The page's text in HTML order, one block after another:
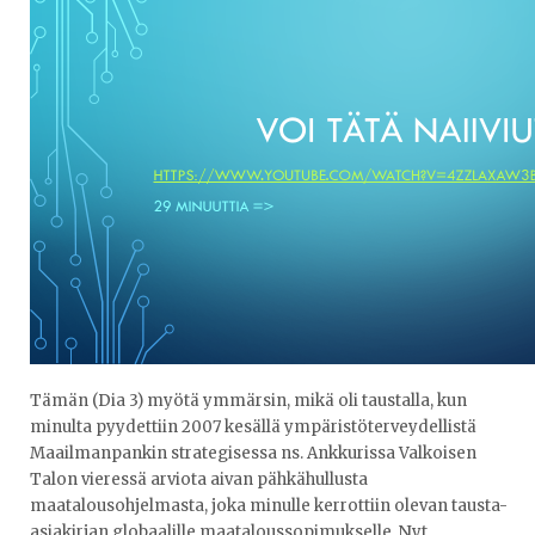
Tämän (Dia 3) myötä ymmärsin, mikä oli taustalla, kun
minulta pyydettiin 2007 kesällä ympäristöterveydellistä
Maailmanpankin strategisessa ns. Ankkurissa Valkoisen
Talon vieressä arviota aivan pähkähullusta
maatalousohjelmasta, joka minulle kerrottiin olevan tausta-